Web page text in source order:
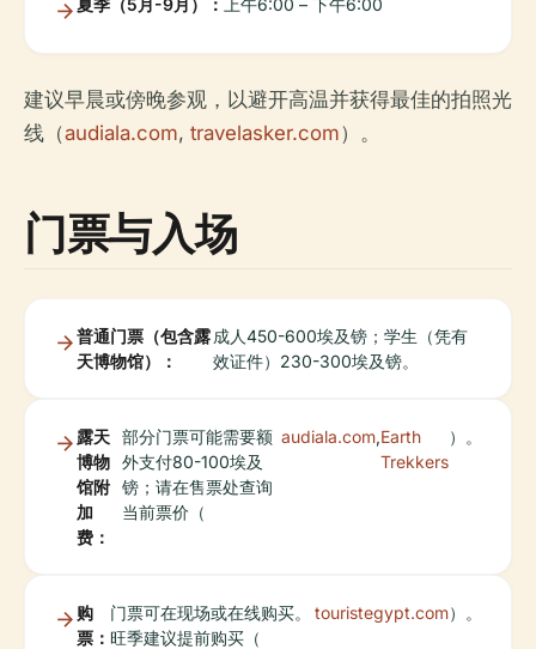
夏季（5月-9月）： 上午6:00 – 下午6:00
建议早晨或傍晚参观，以避开高温并获得最佳的拍照光
线（audiala.com, travelasker.com）。
门票与入场
普通门票（包含露
天博物馆）：
成人450-600埃及镑；学生（凭有
效证件）230-300埃及镑。
露天
博物
馆附
加
费：
部分门票可能需要额
外支付80-100埃及
镑；请在售票处查询
当前票价（
audiala.com,Earth
Trekkers
）。
购
票：
门票可在现场或在线购买。
旺季建议提前购买（
touristegypt.com）。